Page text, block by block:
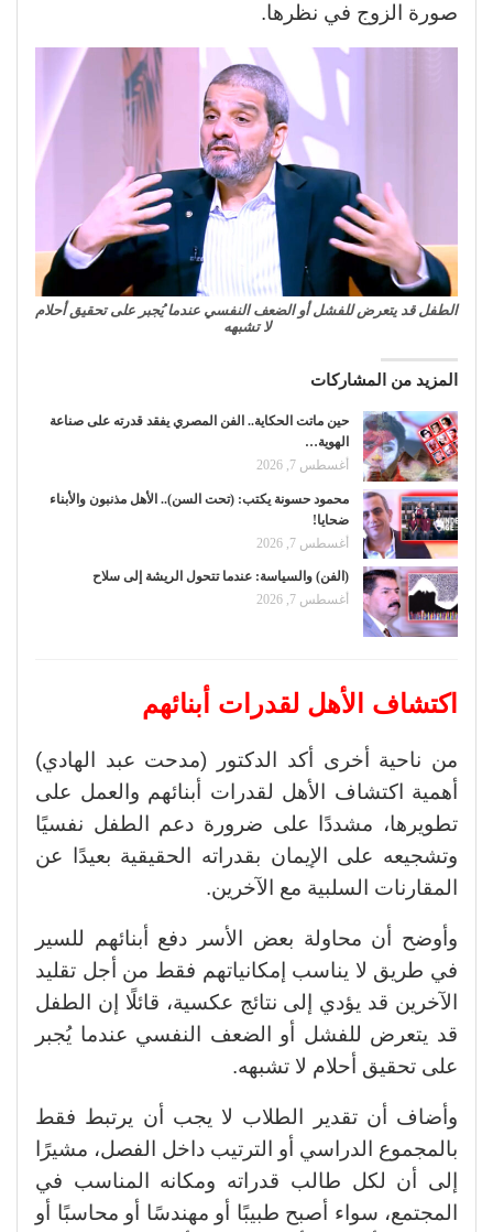
صورة الزوج في نظرها.
الطفل قد يتعرض للفشل أو الضعف النفسي عندما يُجبر على تحقيق أحلام
لا تشبهه
المزيد من المشاركات
حين ماتت الحكاية.. الفن المصري يفقد قدرته على صناعة
الهوية…
أغسطس 7, 2026
محمود حسونة يكتب: (تحت السن).. الأهل مذنبون والأبناء
ضحايا!
أغسطس 7, 2026
(الفن) والسياسة: عندما تتحول الريشة إلى سلاح
أغسطس 7, 2026
اكتشاف الأهل لقدرات أبنائهم
من ناحية أخرى أكد الدكتور (مدحت عبد الهادي)
أهمية اكتشاف الأهل لقدرات أبنائهم والعمل على
تطويرها، مشددًا على ضرورة دعم الطفل نفسيًا
وتشجيعه على الإيمان بقدراته الحقيقية بعيدًا عن
المقارنات السلبية مع الآخرين.
وأوضح أن محاولة بعض الأسر دفع أبنائهم للسير
في طريق لا يناسب إمكانياتهم فقط من أجل تقليد
الآخرين قد يؤدي إلى نتائج عكسية، قائلًا إن الطفل
قد يتعرض للفشل أو الضعف النفسي عندما يُجبر
على تحقيق أحلام لا تشبهه.
وأضاف أن تقدير الطلاب لا يجب أن يرتبط فقط
بالمجموع الدراسي أو الترتيب داخل الفصل، مشيرًا
إلى أن لكل طالب قدراته ومكانه المناسب في
المجتمع، سواء أصبح طبيبًا أو مهندسًا أو محاسبًا أو